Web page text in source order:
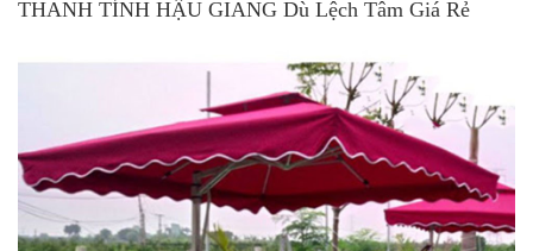
THANH TỈNH HẬU GIANG Dù Lệch Tâm Giá Rẻ